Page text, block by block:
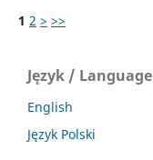
1 2 > >>
Język / Language
English
Język Polski